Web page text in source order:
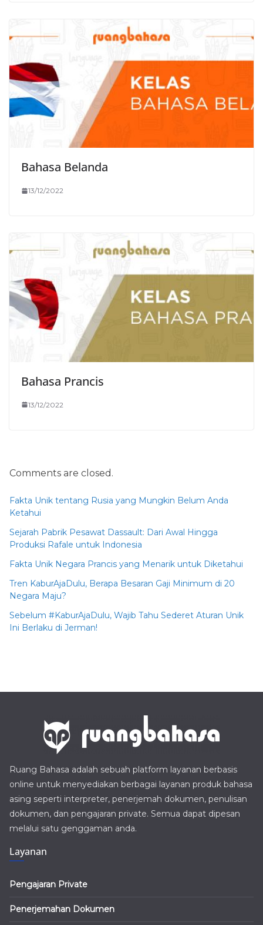
Bahasa Belanda
13/12/2022
Bahasa Prancis
13/12/2022
Comments are closed.
Fakta Unik tentang Rusia yang Mungkin Belum Anda
Ketahui
Sejarah Pabrik Pesawat Dassault: Dari Awal Hingga
Produksi Rafale untuk Indonesia
Fakta Unik Negara Prancis yang Menarik untuk Diketahui
Tren KaburAjaDulu, Berapa Besaran Gaji Minimum di 20
Negara Maju?
Sebelum #KaburAjaDulu, Wajib Tahu Sederet Aturan Unik
Ini Berlaku di Jerman!
Ruang Bahasa adalah sebuah platform layanan berbasis
online untuk menyediakan berbagai layanan produk bahasa
asing seperti interpreter, penerjemah dokumen, penulisan
dokumen, dan pengajaran private. Semua dapat dipesan
melalui satu genggaman anda.
Layanan
Pengajaran Private
Penerjemahan Dokumen